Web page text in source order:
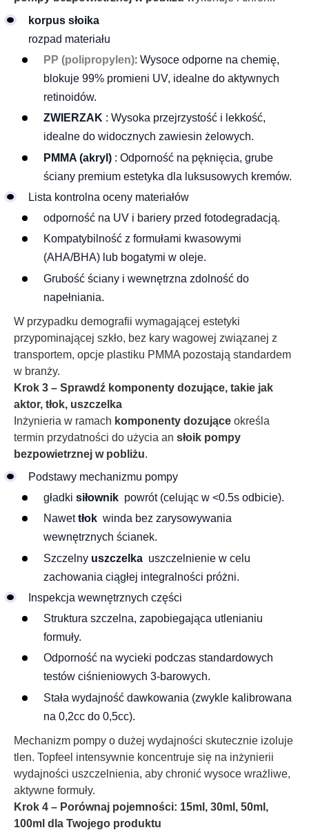
korpus słoika
rozpad materiału
PP (polipropylen): Wysoce odporne na chemię,
blokuje 99% promieni UV, idealne do aktywnych
retinoidów.
ZWIERZAK : Wysoka przejrzystość i lekkość,
idealne do widocznych zawiesin żelowych.
PMMA (akryl) : Odporność na pęknięcia, grube
ściany premium estetyka dla luksusowych kremów.
Lista kontrolna oceny materiałów
odporność na UV i bariery przed fotodegradacją.
Kompatybilność z formułami kwasowymi
(AHA/BHA) lub bogatymi w oleje.
Grubość ściany i wewnętrzna zdolność do
napełniania.
W przypadku demografii wymagającej estetyki
przypominającej szkło, bez kary wagowej związanej z
transportem, opcje plastiku PMMA pozostają standardem
w branży.
Krok 3 – Sprawdź komponenty dozujące, takie jak
aktor, tłok, uszczelka
Inżynieria w ramach komponenty dozujące określa
termin przydatności do użycia an słoik pompy
bezpowietrznej w pobliżu.
Podstawy mechanizmu pompy
gładki siłownik powrót (celując w <0.5s odbicie).
Nawettłok winda bez zarysowywania
wewnętrznych ścianek.
Szczelny uszczelka uszczelnienie w celu
zachowania ciągłej integralności próżni.
Inspekcja wewnętrznych części
Struktura szczelna, zapobiegająca utlenianiu
formuły.
Odporność na wycieki podczas standardowych
testów ciśnieniowych 3-barowych.
Stała wydajność dawkowania (zwykle kalibrowana
na 0,2cc do 0,5cc).
Mechanizm pompy o dużej wydajności skutecznie izoluje
tlen. Topfeel intensywnie koncentruje się na inżynierii
wydajności uszczelnienia, aby chronić wysoce wrażliwe,
aktywne formuły.
Krok 4 – Porównaj pojemności: 15ml, 30ml, 50ml,
100ml dla Twojego produktu